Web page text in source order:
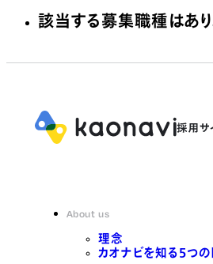
該当する募集職種はあり
About us
理念
カオナビを知る5つの